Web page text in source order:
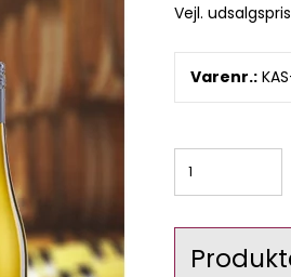
Vejl.
Varenr.: